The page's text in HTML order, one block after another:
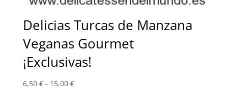
Delicias Turcas de Manzana
Veganas Gourmet
¡Exclusivas!
6,50 € - 15,00 €Rango